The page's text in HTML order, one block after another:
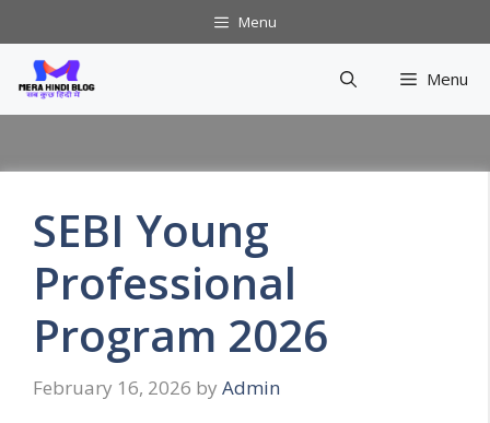
to
content
Menu
Menu
SEBI Young
Professional
Program 2026
February 16, 2026 by Admin